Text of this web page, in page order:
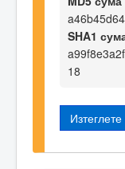
SHA1
18
Изтеглете